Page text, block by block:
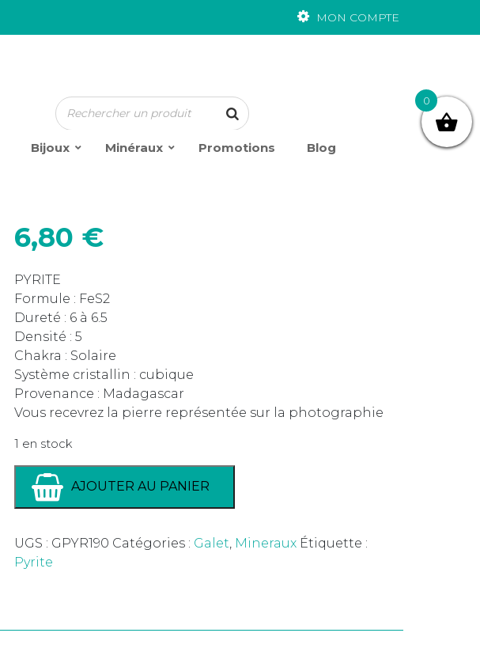
MON COMPTE
Bijoux Minéraux Promotions Blog
6,80 €
PYRITE
Formule : FeS2
Dureté : 6 à 6.5
Densité : 5
Chakra : Solaire
Système cristallin : cubique
Provenance : Madagascar
Vous recevrez la pierre représentée sur la photographie
1 en stock
AJOUTER AU PANIER
UGS : GPYR190 Catégories : Galet, Mineraux Étiquette :
Pyrite
0